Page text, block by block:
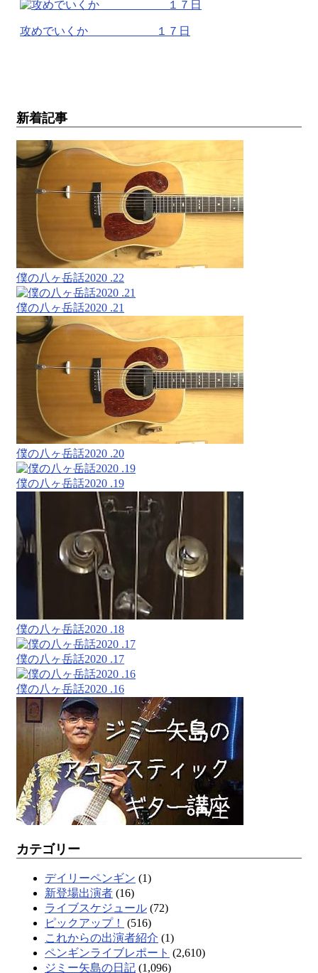
攻めでいくか １７日
新着記事
僕の八ヶ岳話2020 .22
僕の八ヶ岳話2020 .21
僕の八ヶ岳話2020 .20
僕の八ヶ岳話2020 .19
僕の八ヶ岳話2020 .18
僕の八ヶ岳話2020 .17
僕の八ヶ岳話2020 .16
カテゴリー
デイリーペンギン (1)
新登場出演者 (16)
ライブスケジュール (72)
ピックアップ！
(516)
これからの出演者紹介 (1)
ペンギンライブレポート (2,610)
ジミー矢島の日記 (1,096)